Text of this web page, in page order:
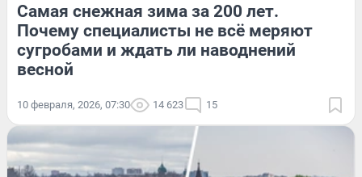
Самая снежная зима за 200 лет.
Почему специалисты не всё меряют
сугробами и ждать ли наводнений
весной
10 февраля, 2026, 07:30 14 623 15